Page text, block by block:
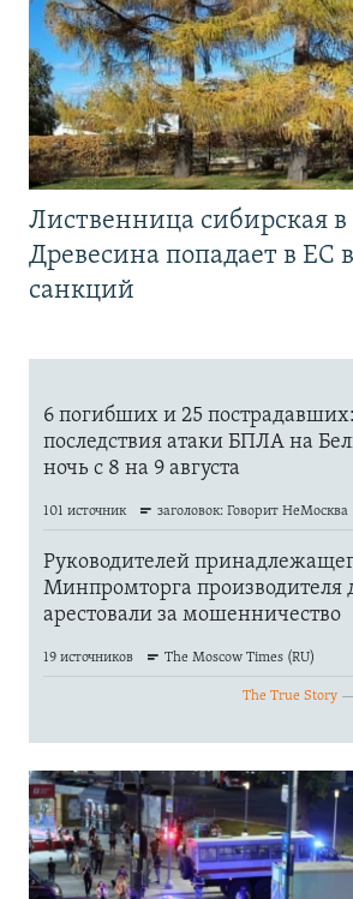
Лиственница сибирская
Древесина попадает в ЕС
санкций